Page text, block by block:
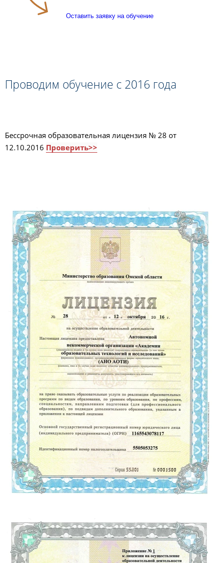
Оставить заявку на обучение
Проводим обучение с 2016 года
Бессрочная образовательная лицензия № 28 от
12.10.2016 Проверить>>